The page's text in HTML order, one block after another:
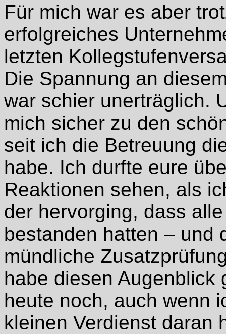
Für mich war es aber
erfolgreiches
letzten
Die Spannung an
war schier unerträglich.
mich sicher zu den
seit ich die Betreuung
habe. Ich durfte eure
Reaktionen sehen, als
der hervorging, dass
bestanden hatten – und
mündliche
habe diesen
heute noch, auch wenn
kleinen Verdienst daran